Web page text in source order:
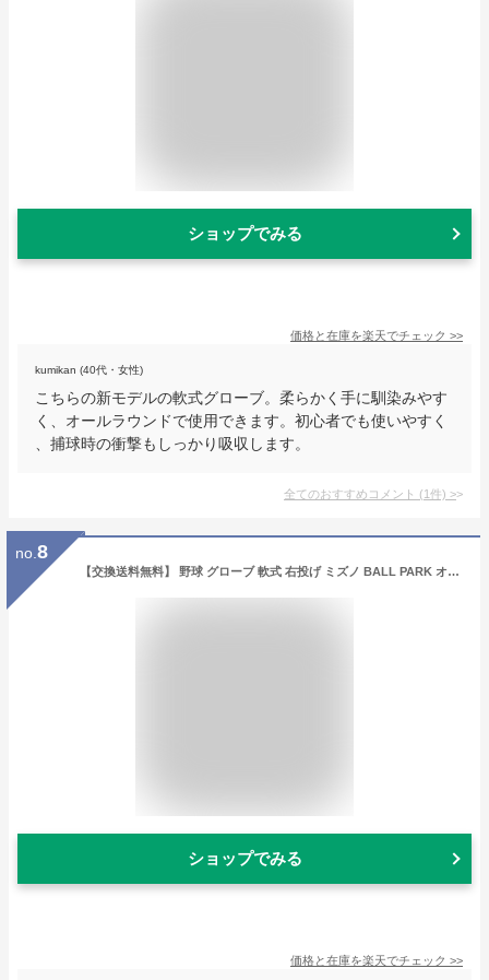
ショップでみる
価格と在庫を楽天でチェック >>
kumikan (40代・女性)
こちらの新モデルの軟式グローブ。柔らかく手に馴染みやす
く、オールラウンドで使用できます。初心者でも使いやすく
、捕球時の衝撃もしっかり吸収します。
全てのおすすめコメント (1件) >
no. 8
【交換送料無料】 野球 グローブ 軟式 右投げ ミズノ BALL PARK オールラウンド用 サイズ11 2024年NEWモデル 1AJGR13920 ブラック キャッチボール 型付け可能(G)
ショップでみる
価格と在庫を楽天でチェック >>